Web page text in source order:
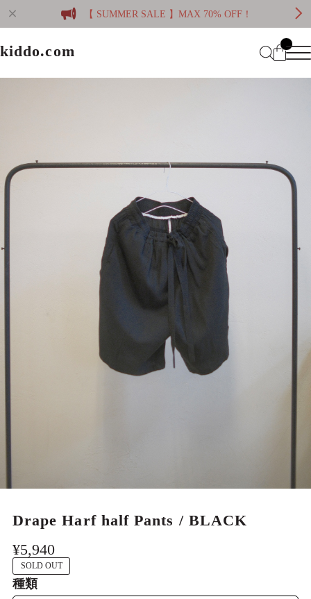
【 SUMMER SALE 】MAX 70% OFF！
kiddo.com
kiddo.com
Membership
プライバシーポリシー
特定商取引法に基づく表記
Drape Harf half Pants / BLACK
¥5,940
SOLD OUT
種類